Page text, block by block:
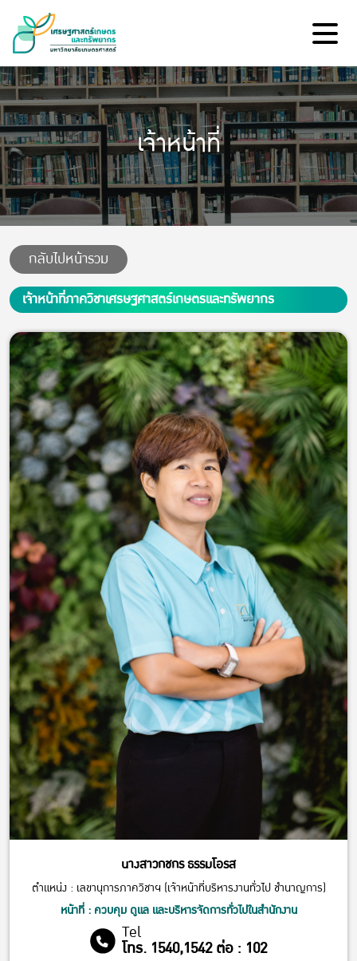
เจ้าหน้าที่
กลับไปหน้ารวม
เจ้าหน้าที่ภาควิชาเศรษฐศาสตร์เกษตรและทรัพยากร
นางสาวกชกร ธรรมโอรส
ตำแหน่ง : เลขานุการภาควิชาฯ (เจ้าหน้าที่บริหารงานทั่วไป ชำนาญการ)
หน้าที่ : ควบคุม ดูแล และบริหารจัดการทั่วไปในสำนักงาน
Tel
โทร. 1540,1542 ต่อ : 102